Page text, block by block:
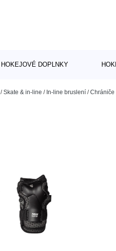
HOKEJOVÉ DOPLNKY
/Skate & in-line / In-line bruslení /Chrániče